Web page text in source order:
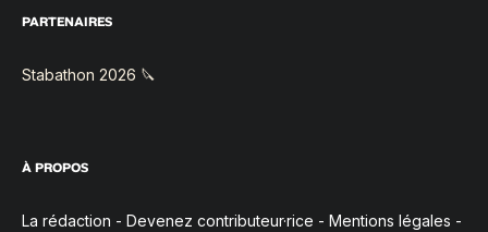
PARTENAIRES
Stabathon 2026 🔪
À PROPOS
La rédaction - Devenez contributeur·rice - Mentions légales -